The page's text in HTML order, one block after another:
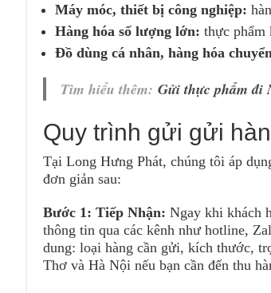
Máy móc, thiết bị công nghiệp:
Hàng hóa số lượng lớn: thực phẩm
Đồ dùng cá nhân, hàng hóa
Tìm hiểu thêm: Gửi thực phẩm đi
Quy trình gửi gửi
Tại Long Hưng Phát, chúng tôi áp
đơn giản sau:
Bước 1: Tiếp Nhận: Ngay khi khách
thông tin qua các kênh như hotline,
dung: loại hàng cần gửi, kích thước,
Thơ và Hà Nội nếu bạn cần đến thu